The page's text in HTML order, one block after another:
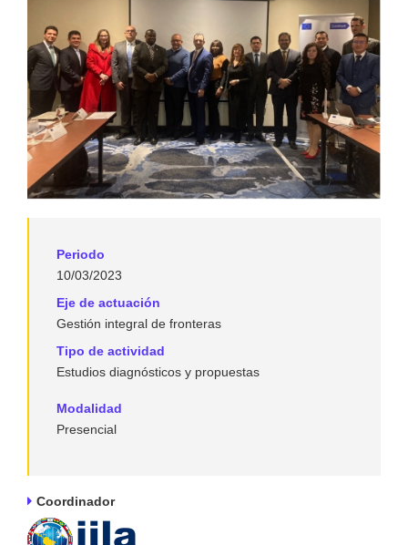
Periodo
10/03/2023
Eje de actuación
Gestión integral de fronteras
Tipo de actividad
Estudios diagnósticos y propuestas
Modalidad
Presencial
Coordinador